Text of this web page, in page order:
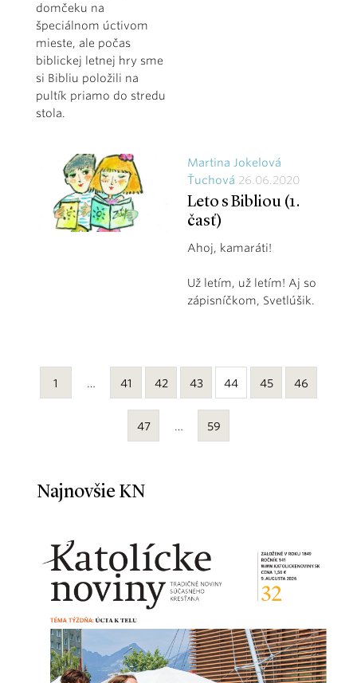
domčeku na
špeciálnom úctivom
mieste, ale počas
biblickej letnej hry sme
si Bibliu položili na
pultík priamo do stredu
stola.
Martina Jokelová
Ťuchová 26.06.2020
Leto s Bibliou (1.
časť)
Ahoj, kamaráti!
Už letím, už letím! Aj so
zápisníčkom, Svetlúšik.
1 … 41 42 43 44 45 46
47 … 59
Najnovšie KN